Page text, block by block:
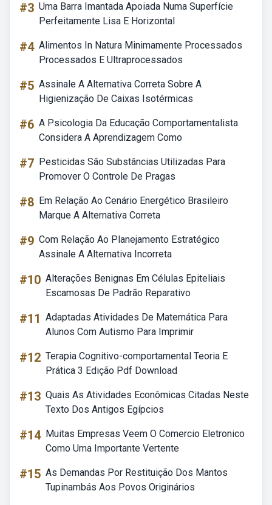
#3 Uma Barra Imantada Apoiada Numa Superfície
Perfeitamente Lisa E Horizontal
#4 Alimentos In Natura Minimamente Processados
Processados E Ultraprocessados
#5 Assinale A Alternativa Correta Sobre A
Higienização De Caixas Isotérmicas
#6 A Psicologia Da Educação Comportamentalista
Considera A Aprendizagem Como
#7 Pesticidas São Substâncias Utilizadas Para
Promover O Controle De Pragas
#8 Em Relação Ao Cenário Energético Brasileiro
Marque A Alternativa Correta
#9 Com Relação Ao Planejamento Estratégico
Assinale A Alternativa Incorreta
#10 Alterações Benignas Em Células Epiteliais
Escamosas De Padrão Reparativo
#11 Adaptadas Atividades De Matemática Para
Alunos Com Autismo Para Imprimir
#12 Terapia Cognitivo-comportamental Teoria E
Prática 3 Edição Pdf Download
#13 Quais As Atividades Econômicas Citadas Neste
Texto Dos Antigos Egípcios
#14 Muitas Empresas Veem O Comercio Eletronico
Como Uma Importante Vertente
#15 As Demandas Por Restituição Dos Mantos
Tupinambás Aos Povos Originários